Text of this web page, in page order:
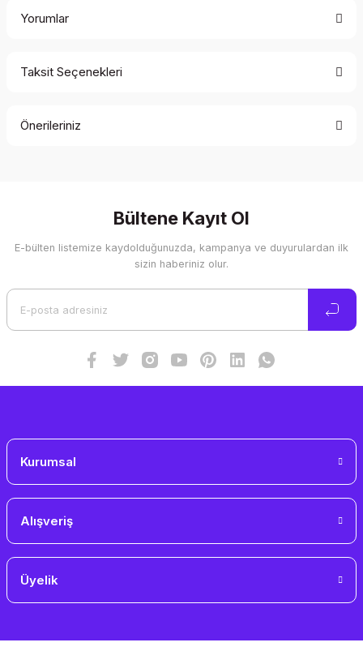
Yorumlar
Taksit Seçenekleri
Önerileriniz
Görüş ve önerileriniz için teşekkür ederiz.
Ürün resmi kalitesiz, bozuk veya görüntülenemiyor.
Bültene Kayıt Ol
E-bülten listemize kaydolduğunuzda, kampanya ve duyurulardan ilk
sizin haberiniz olur.
Kurumsal
Alışveriş
Üyelik